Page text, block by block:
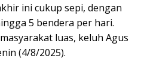
ini cukup sepi, dengan
5 bendera per hari.
luas, keluh Agus
(4/8/2025).